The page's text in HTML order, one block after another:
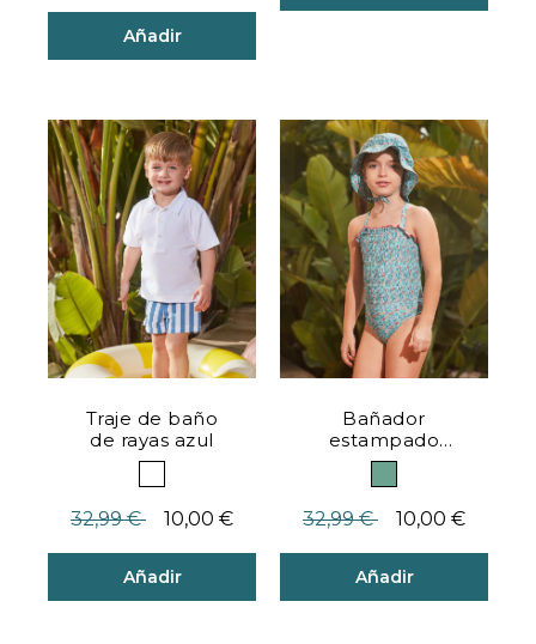
Añadir
Traje de baño
de rayas azul
Precio reducido desde
32,99 €hasta
10,00 €
Añadir
Bañador
estampado
flores azul
claro
Precio reducido desde
32,99 €hasta
10,00 €
Añadir